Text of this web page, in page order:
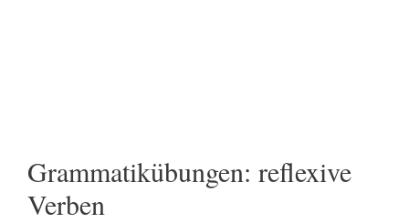
Grammatikübungen: reflexive
Verben